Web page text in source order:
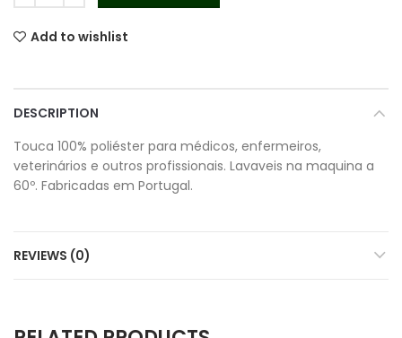
Add to wishlist
DESCRIPTION
Touca 100% poliéster para médicos, enfermeiros,
veterinários e outros profissionais. Lavaveis na maquina a
60º. Fabricadas em Portugal.
REVIEWS (0)